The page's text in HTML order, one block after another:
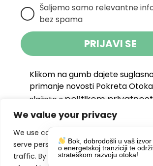
We value your privacy
We use cookies to enhance your
serve personalized ads or content, and
traffic. By clicking "Accept All", you
Šaljemo samo relevantne
bez spama
PRIJAVI SE
Klikom na gumb dajete
primanje novosti Pokreta
slažete s politikom
DRUŠTVENE
Bok, dobrodošli u vaš
o energetskoj tranziciji te
strateškom razvoju otoka!